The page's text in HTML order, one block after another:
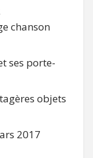
chanson
ses porte-
objets
2017